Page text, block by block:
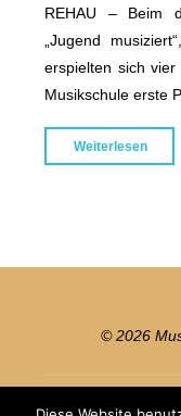
REHAU – Beim
„Jugend
erspielten sich
Musikschule erste
Weiterlesen
© 2026